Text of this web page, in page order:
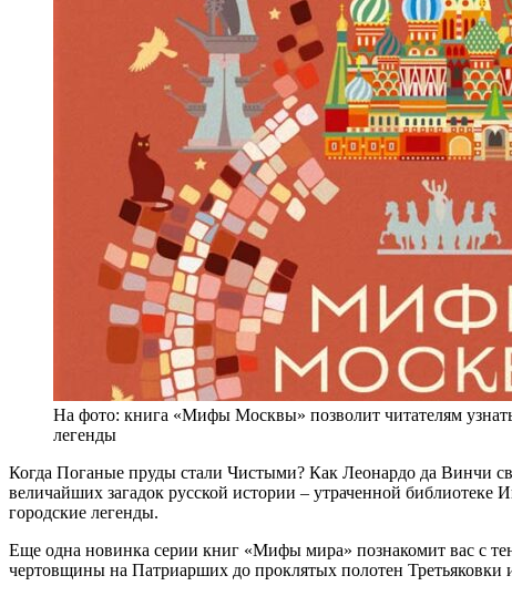
На фото: книга «Мифы Москвы» позволит читателям
легенды
Когда Поганые пруды стали Чистыми? Как Леонардо да Винчи
величайших загадок русской истории – утраченной
городские легенды.
Еще одна новинка серии книг «Мифы мира» познакомит вас с
чертовщины на Патриарших до проклятых полотен Третьяковки